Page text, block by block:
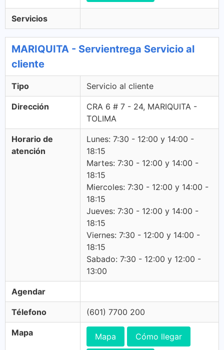
Servicios
MARIQUITA - Servientrega Servicio al
cliente
Tipo Servicio al cliente
Dirección
CRA 6 # 7 - 24, MARIQUITA -
TOLIMA
Horario de
atención
Lunes: 7:30 - 12:00 y 14:00 -
18:15
Martes: 7:30 - 12:00 y 14:00 -
18:15
Miercoles: 7:30 - 12:00 y 14:00 -
18:15
Jueves: 7:30 - 12:00 y 14:00 -
18:15
Viernes: 7:30 - 12:00 y 14:00 -
18:15
Sabado: 7:30 - 12:00 y 12:00 -
13:00
Agendar
Télefono (601) 7700 200
Mapa Mapa Cómo llegar